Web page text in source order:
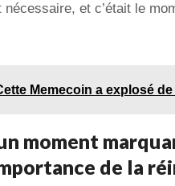
nécessaire, et c’était le
Memecoin a explosé de
moment
de la